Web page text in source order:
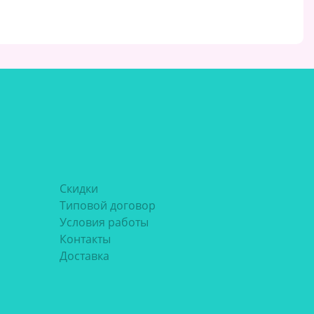
Скидки
Типовой договор
Условия работы
Контакты
Доставка